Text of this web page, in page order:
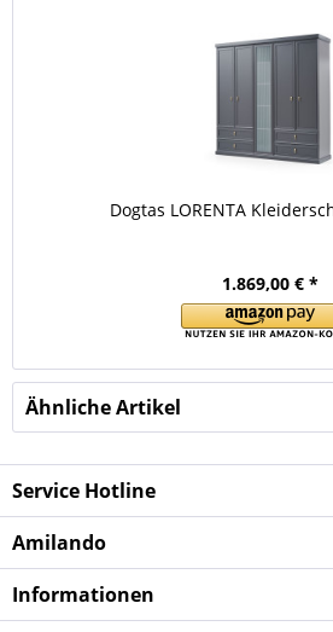
Dogtas LORENTA
1.869,00 € *
Ähnliche Artikel
Service Hotline
Amilando
Informationen